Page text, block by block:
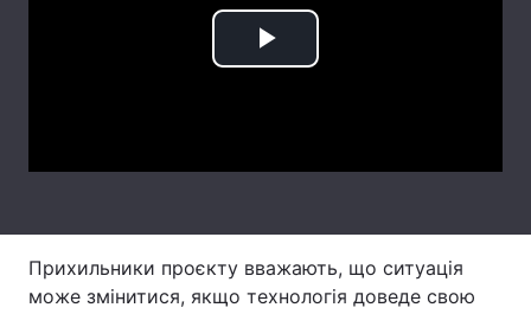
Play
Прихильники проєкту вважають, що ситуація
може змінитися, якщо технологія доведе свою